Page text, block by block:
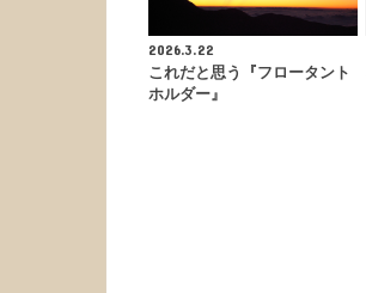
2026.3.22
これだと思う『フロータント
ホルダー』